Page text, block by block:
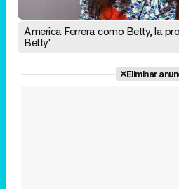
America Ferrera como Betty, la
Betty'
Eliminar